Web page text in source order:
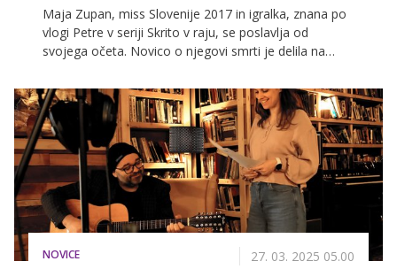
Maja Zupan, miss Slovenije 2017 in igralka, znana po
vlogi Petre v seriji Skrito v raju, se poslavlja od
svojega očeta. Novico o njegovi smrti je delila na
iz družinskega albuma.
NOVICE 27. 03. 2025 05.00